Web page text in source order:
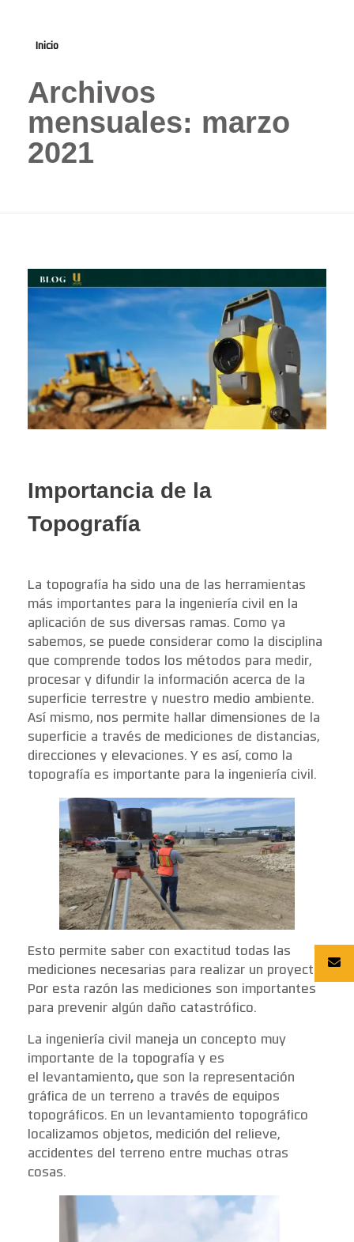
Inicio
Archivos
mensuales: marzo
2021
Importancia de la
Topografía
La topografía ha sido una de las herramientas
más importantes para la ingeniería civil en la
aplicación de sus diversas ramas. Como ya
sabemos, se puede considerar como la disciplina
que comprende todos los métodos para medir,
procesar y difundir la información acerca de la
superficie terrestre y nuestro medio ambiente.
Así mismo, nos permite hallar dimensiones de la
superficie a través de mediciones de distancias,
direcciones y elevaciones. Y es así, como la
topografía es importante para la ingeniería civil.
Esto permite saber con exactitud todas las
mediciones necesarias para realizar un proyecto.
Por esta razón las mediciones son importantes
para prevenir algún daño catastrófico.
La ingeniería civil maneja un concepto muy
importante de la topografía y es
el levantamiento, que son la representación
gráfica de un terreno a través de equipos
topográficos. En un levantamiento topográfico
localizamos objetos, medición del relieve,
accidentes del terreno entre muchas otras
cosas.